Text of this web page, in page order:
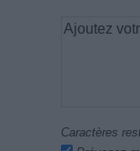
Caractères